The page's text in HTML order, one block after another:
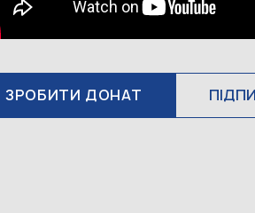
ЗРОБИТИ ДОНАТ